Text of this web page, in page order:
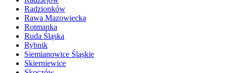
Radzionków
Rawa Mazowiecka
Rotmanka
Ruda Śląska
Rybnik
Siemianowice Śląskie
Skierniewice